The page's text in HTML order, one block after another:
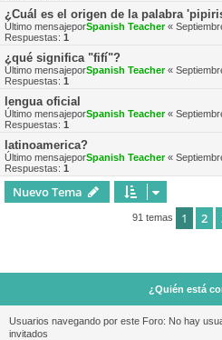
¿Cuál es el origen de la palabra
Último mensajeporSpanish Teacher«
Respuestas: 1
¿qué significa "fifí"?
Último mensajeporSpanish Teacher«
Respuestas: 1
lengua oficial
Último mensajeporSpanish Teacher«
Respuestas: 1
latinoamerica?
Último mensajeporSpanish Teacher«
Respuestas: 1
Nuevo Tema
91 temas 1 2
¿Quién está
Usuarios navegando por este Foro: No hay
invitados